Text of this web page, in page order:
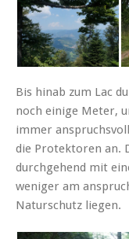
Bis hinab zum Lac
noch einige Meter,
immer
die Protektoren an.
durchgehend mit
weniger am
Naturschutz liegen.